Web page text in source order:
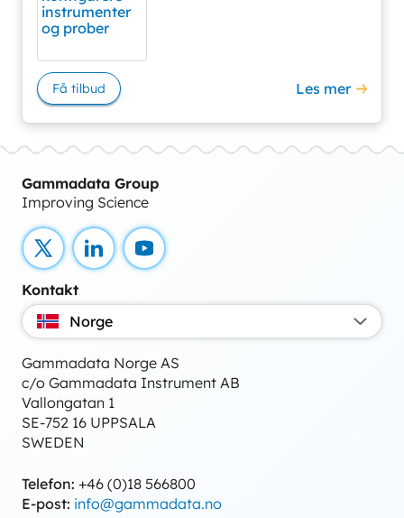
Få tilbud Les mer
Gammadata Group
Improving Science
X LinkedInYouTube
Kontakt
Norge
Gammadata Norge AS
c/o Gammadata Instrument AB
Vallongatan 1
SE-752 16 UPPSALA
SWEDEN
Telefon: +46 (0)18 566800
E-post: info@gammadata.no